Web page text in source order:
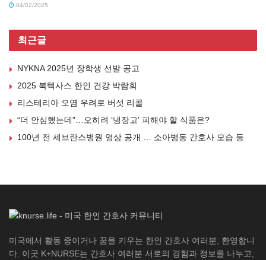
04/02/2025
최근글
NYKNA 2025년 장학생 선발 공고
2025 북텍사스 한인 건강 박람회
리스테리아 오염 우려로 버섯 리콜
“더 안심했는데”…오히려 ‘냉장고’ 피해야 할 식품은?
100년 전 세브란스병원 영상 공개 … 소아병동 간호사 모습 등
미국에서 활동 중이거나 꿈을 키우는 한인 간호사 여러분, 환영합니
다. 이곳 K+NURSE는 간호사 여러분 서로의 경험과 정보를 나누고,